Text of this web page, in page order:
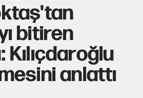
bitiren
Kılıçdaroğlu
anlattı